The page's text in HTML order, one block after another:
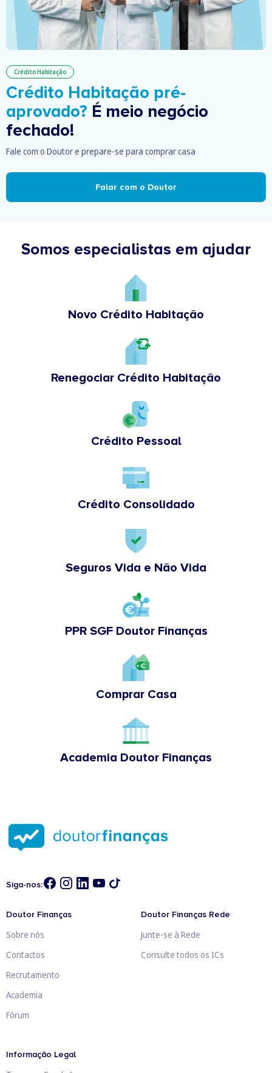
Crédito Habitação
Crédito Habitação pré-
aprovado? É meio negócio
fechado!
Fale com o Doutor e prepare-se para comprar casa
Falar com o Doutor
Somos especialistas em ajudar
Novo Crédito Habitação
Renegociar Crédito Habitação
Crédito Pessoal
Crédito Consolidado
Seguros Vida e Não Vida
PPR SGF Doutor Finanças
Comprar Casa
Academia Doutor Finanças
Siga-nos:
Doutor Finanças
Sobre nós
Contactos
Recrutamento
Academia
Fórum
Doutor Finanças Rede
Junte-se à Rede
Consulte todos os ICs
Informação Legal